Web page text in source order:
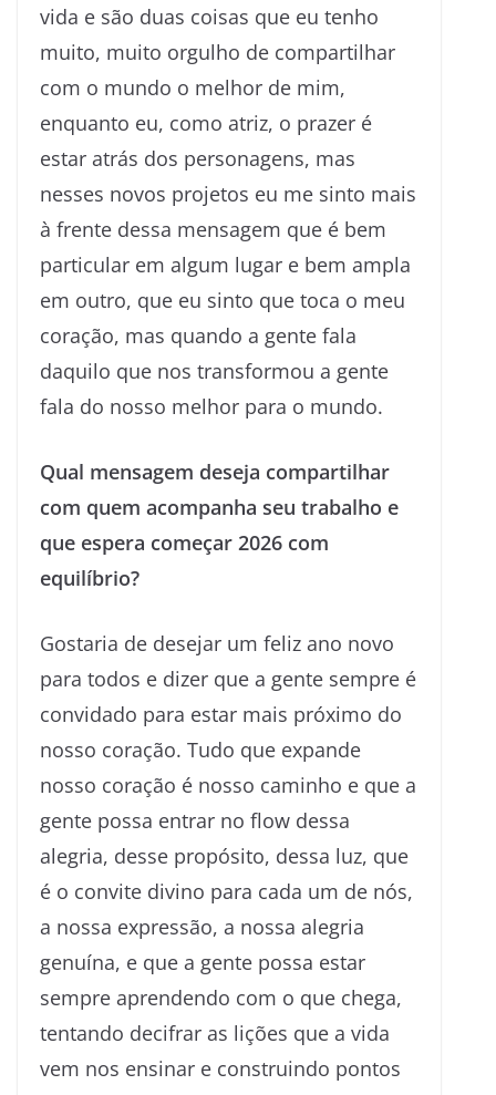
vida e são duas coisas que eu tenho
muito, muito orgulho de compartilhar
com o mundo o melhor de mim,
enquanto eu, como atriz, o prazer é
estar atrás dos personagens, mas
nesses novos projetos eu me sinto mais
à frente dessa mensagem que é bem
particular em algum lugar e bem ampla
em outro, que eu sinto que toca o meu
coração, mas quando a gente fala
daquilo que nos transformou a gente
fala do nosso melhor para o mundo.
Qual mensagem deseja compartilhar
com quem acompanha seu trabalho e
que espera começar 2026 com
equilíbrio?
Gostaria de desejar um feliz ano novo
para todos e dizer que a gente sempre é
convidado para estar mais próximo do
nosso coração. Tudo que expande
nosso coração é nosso caminho e que a
gente possa entrar no flow dessa
alegria, desse propósito, dessa luz, que
é o convite divino para cada um de nós,
a nossa expressão, a nossa alegria
genuína, e que a gente possa estar
sempre aprendendo com o que chega,
tentando decifrar as lições que a vida
vem nos ensinar e construindo pontos